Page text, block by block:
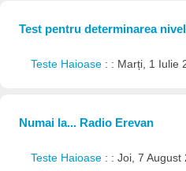
Test pentru determinarea
Teste Haioase : : Marți, 1 Iulie
Numai la... Radio Erevan
Teste Haioase : : Joi, 7 August